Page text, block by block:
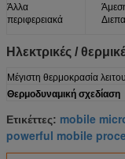
Άλλα
περιφερειακά
Ηλεκτρικές /
Μέγιστη θερμοκρασία
Θερμοδυναμική σχεδίαση
Ετικέττες: mobile
powerful mobile